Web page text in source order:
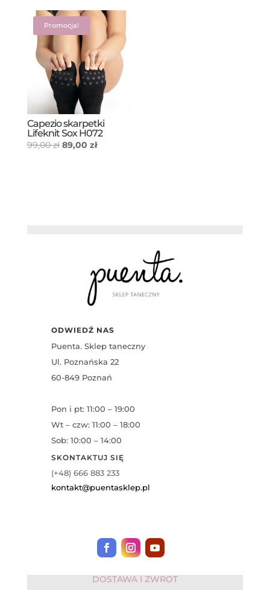
Promocja!
Capezio skarpetki
Lifeknit Sox H072
99,00zł Pierwotna
89,00 złAktualna
ODWIEDŹ NAS
Puenta. Sklep taneczny
Ul. Poznańska 22
60-849 Poznań
Pon i pt: 11:00 – 19:00
Wt – czw: 11:00 – 18:00
Sob: 10:00 – 14:00
SKONTAKTUJ SIĘ
(+48) 666 883 233
kontakt@puentasklep.pl
DOSTAWA I ZWROT